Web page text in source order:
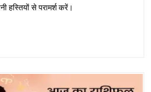
2027
हस्तियों से परामर्श करें।